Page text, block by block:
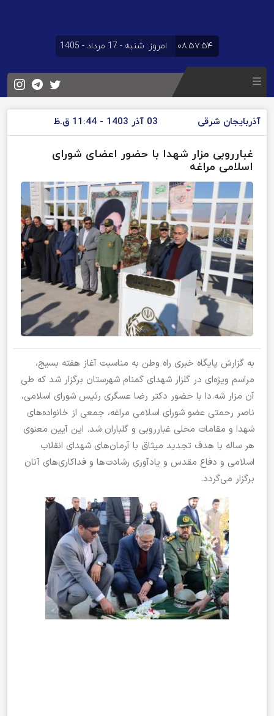
۰۸:۵۷:۵۴ امروز: شنبه - 17 مرداد - 1405
آذربایجان شرقی 03 آذر 1403 - 11:44 ق.ظ
غبارروبی مزار شهدا با حضور اعضای شورای
اسلامی مراغه
به گزارش پایگاه خبری راه وطن به مناسبت آغاز هفته بسیج،
مراسم ویژه‌ای در گلزار شهدای گمنام شهرستان برگزار شد که طی
آن مزار شه.دا با حضور دکتر رضا عسگری رئیس شورای اسلامی،
ناصر رحمتی عضو شورای اسلامی مراغه، جمعی از خانواده‌های
شهدا و مقامات محلی غبارروبی و گلباران شد. این آیین معنوی
هر ساله با هدف تجدید میثاق با آرمان‌های شهدای انقلاب
اسلامی و دفاع مقدس و یادآوری رشادت‌ها و فداکاری‌های آنان
برگزار می‌گردد.